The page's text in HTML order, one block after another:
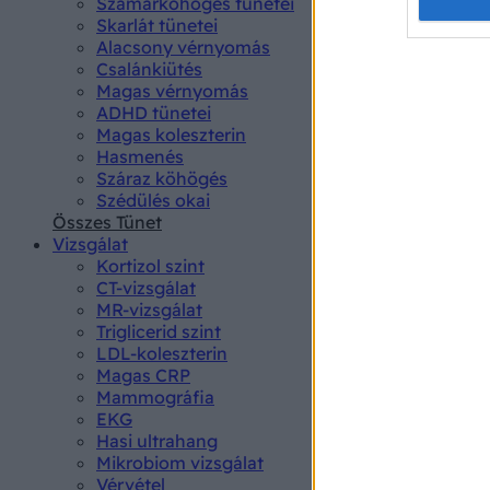
Skarlát tünetei
Alacsony vérnyomás
Csalánkiütés
Magas vérnyomás
ADHD tünetei
Magas koleszterin
Hasmenés
Száraz köhögés
Szédülés okai
Összes Tünet
Vizsgálat
Kortizol szint
CT-vizsgálat
MR-vizsgálat
Triglicerid szint
LDL-koleszterin
Magas CRP
Mammográfia
EKG
Hasi ultrahang
Mikrobiom vizsgálat
Vérvétel